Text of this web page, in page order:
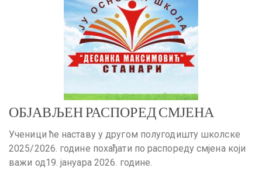
ОБЈАВЉЕН РАСПОРЕД СМЈЕНА
Ученици ће наставу у другом полугодишту школске
2025/2026. године похађати по распореду смјена који
важи од19. јануара 2026. године.